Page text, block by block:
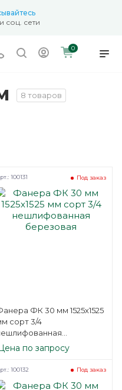
соц. сети
0
8 товаров
ФК 30 мм 1525х1525
сорт 3/4
Под заказ
100131
по запросу
Под заказ
100132